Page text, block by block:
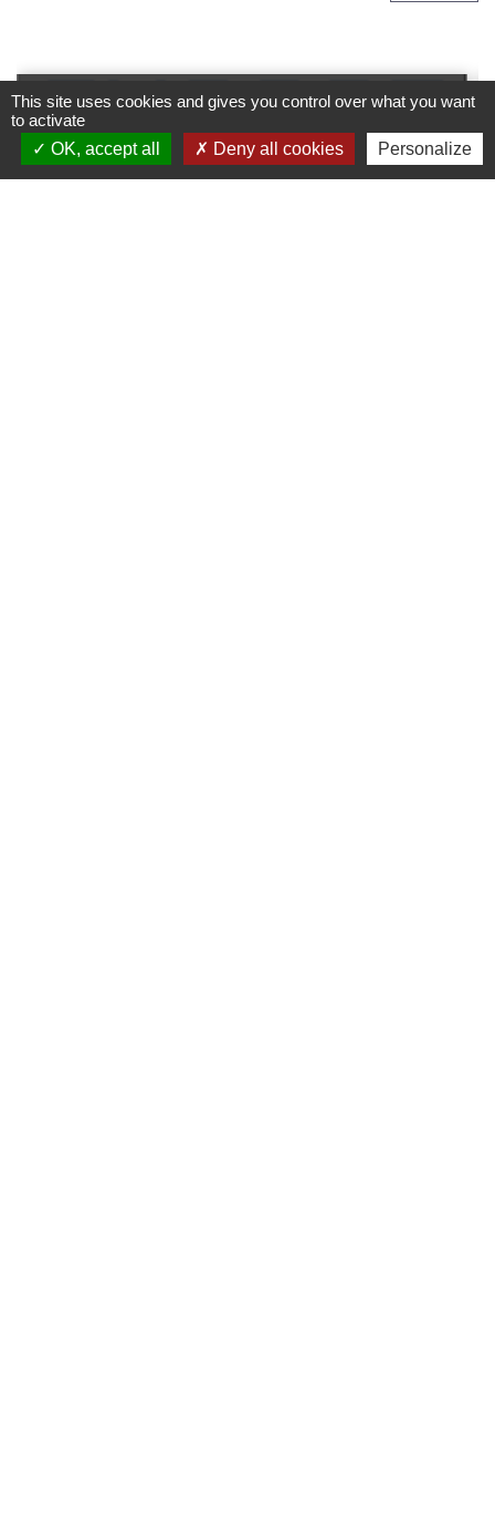
This site uses cookies and gives you control over what you want
to activate
OK, accept all
Deny all cookies Personalize